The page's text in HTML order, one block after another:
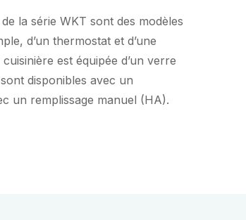
la série WKT sont des modèles
d’un thermostat et d’une
est équipée d’un verre
disponibles avec un
un remplissage manuel (HA).